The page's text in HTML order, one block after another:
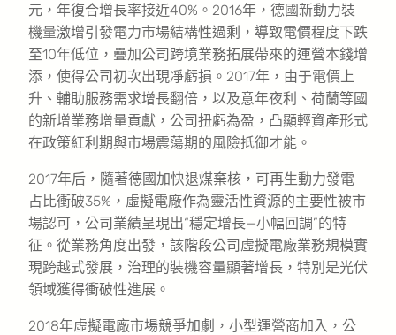
元，年復合增長率接近40%。2016年，德國新動力裝
機量激增引發電力市場結構性過剩，導致電價程度下跌
至10年低位，疊加公司跨境業務拓展帶來的運營本錢增
添，使得公司初次出現凈虧損。2017年，由于電價上
升、輔助服務需求增長翻倍，以及意年夜利、荷蘭等國
的新增業務增量貢獻，公司扭虧為盈，凸顯輕資產形式
在政策紅利期與市場震蕩期的風險抵御才能。
2017年后，隨著德國加快退煤棄核，可再生動力發電
占比衝破35%，虛擬電廠作為靈活性資源的主要性被市
場認可，公司業績呈現出“穩定增長—小幅回調”的特
征。從業務角度出發，該階段公司虛擬電廠業務規模實
現跨越式發展，治理的裝機容量顯著增長，特別是光伏
領域獲得衝破性進展。
2018年虛擬電廠市場競爭加劇，小型運營商加入，公